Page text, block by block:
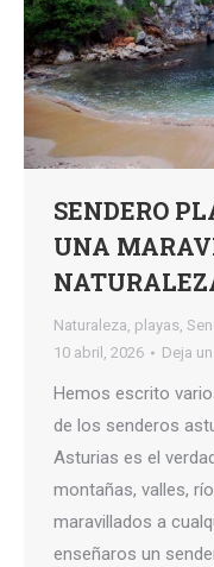
SENDERO
UNA
Naturaleza, playas,
10 abril, 2026
Deja
Hemos escrito
de los senderos
Asturias es el
montañas, valles,
maravillados a
enseñaros un